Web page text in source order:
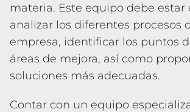
materia. Este equipo debe estar
analizar los diferentes procesos
empresa, identificar los puntos
áreas de mejora, así como
soluciones más adecuadas.
Contar con un equipo